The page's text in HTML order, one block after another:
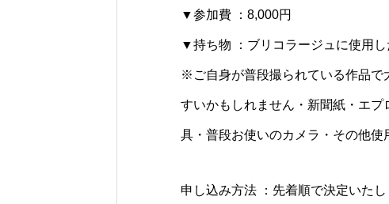
▼参加費 ：8,000円
▼持ち物 ：ブリコラージュに使用し
※ご自身が普段撮られている作品で
すいかもしれません・新聞紙・エ
具・普段お使いのカメラ・その他
申し込み方法 ：先着順で決定いたし